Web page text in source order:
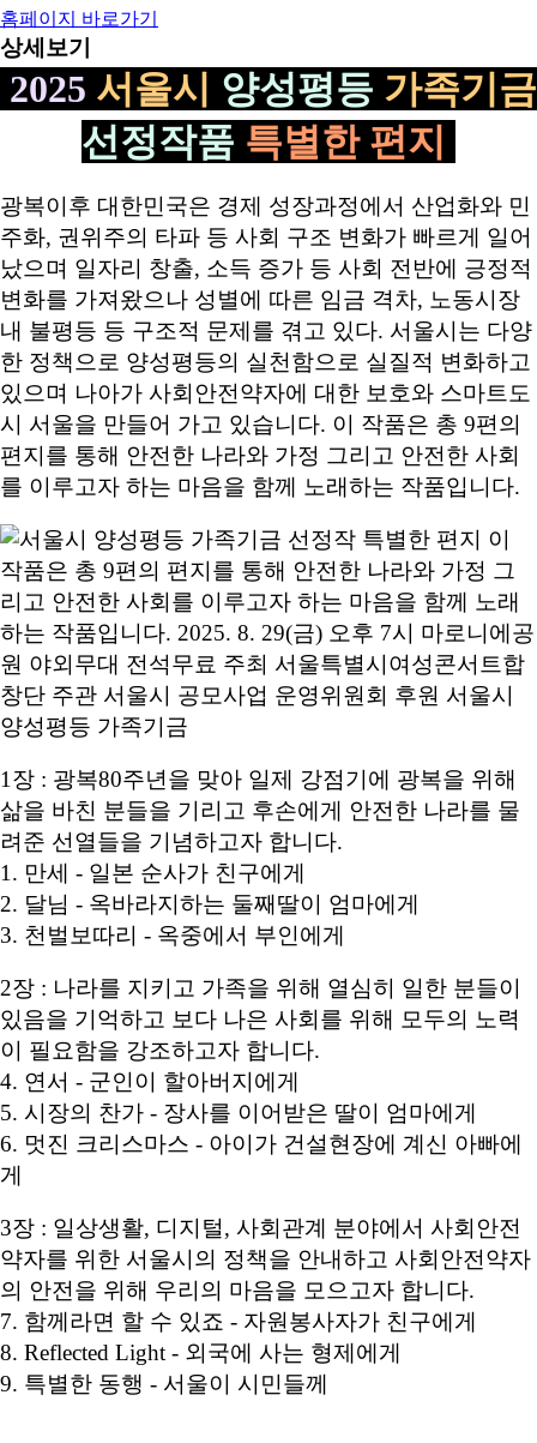
홈페이지 바로가기
상세보기
2025 서울시 양성평등 가족기금
선정작품 특별한 편지
광복이후 대한민국은 경제 성장과정에서 산업화와 민
주화, 권위주의 타파 등 사회 구조 변화가 빠르게 일어
났으며 일자리 창출, 소득 증가 등 사회 전반에 긍정적
변화를 가져왔으나 성별에 따른 임금 격차, 노동시장
내 불평등 등 구조적 문제를 겪고 있다. 서울시는 다양
한 정책으로 양성평등의 실천함으로 실질적 변화하고
있으며 나아가 사회안전약자에 대한 보호와 스마트도
시 서울을 만들어 가고 있습니다. 이 작품은 총 9편의
편지를 통해 안전한 나라와 가정 그리고 안전한 사회
를 이루고자 하는 마음을 함께 노래하는 작품입니다.
1장 : 광복80주년을 맞아 일제 강점기에 광복을 위해
삶을 바친 분들을 기리고 후손에게 안전한 나라를 물
려준 선열들을 기념하고자 합니다.
1. 만세 - 일본 순사가 친구에게
2. 달님 - 옥바라지하는 둘째딸이 엄마에게
3. 천벌보따리 - 옥중에서 부인에게
2장 : 나라를 지키고 가족을 위해 열심히 일한 분들이
있음을 기억하고 보다 나은 사회를 위해 모두의 노력
이 필요함을 강조하고자 합니다.
4. 연서 - 군인이 할아버지에게
5. 시장의 찬가 - 장사를 이어받은 딸이 엄마에게
6. 멋진 크리스마스 - 아이가 건설현장에 계신 아빠에
게
3장 : 일상생활, 디지털, 사회관계 분야에서 사회안전
약자를 위한 서울시의 정책을 안내하고 사회안전약자
의 안전을 위해 우리의 마음을 모으고자 합니다.
7. 함께라면 할 수 있죠 - 자원봉사자가 친구에게
8. Reflected Light - 외국에 사는 형제에게
9. 특별한 동행 - 서울이 시민들께